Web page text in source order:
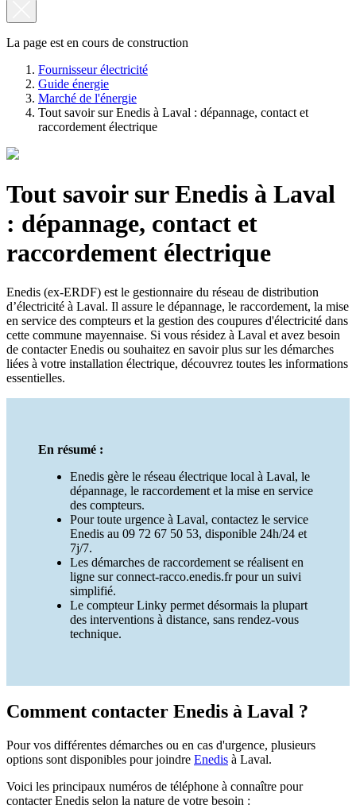
La page est en cours de construction
Fournisseur électricité
Guide énergie
Marché de l'énergie
Tout savoir sur Enedis à Laval : dépannage, contact et
raccordement électrique
Tout savoir sur Enedis à Laval
: dépannage, contact et
raccordement électrique
Enedis (ex-ERDF) est le gestionnaire du réseau de distribution
d’électricité à Laval. Il assure le dépannage, le raccordement, la mise
en service des compteurs et la gestion des coupures d'électricité dans
cette commune mayennaise. Si vous résidez à Laval et avez besoin
de contacter Enedis ou souhaitez en savoir plus sur les démarches
liées à votre installation électrique, découvrez toutes les informations
essentielles.
En résumé :
Enedis gère le réseau électrique local à Laval, le
dépannage, le raccordement et la mise en service
des compteurs.
Pour toute urgence à Laval, contactez le service
Enedis au 09 72 67 50 53, disponible 24h/24 et
7j/7.
Les démarches de raccordement se réalisent en
ligne sur connect-racco.enedis.fr pour un suivi
simplifié.
Le compteur Linky permet désormais la plupart
des interventions à distance, sans rendez-vous
technique.
Comment contacter Enedis à Laval ?
Pour vos différentes démarches ou en cas d'urgence, plusieurs
options sont disponibles pour joindre Enedis à Laval.
Voici les principaux numéros de téléphone à connaître pour
contacter Enedis selon la nature de votre besoin :